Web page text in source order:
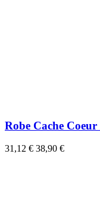
Robe Cache
31,12 € 38,90 €